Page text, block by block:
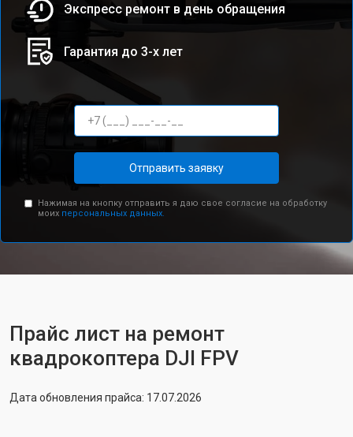
Экспресс ремонт в день обращения
Гарантия до 3-х лет
Отправить заявку
Нажимая на кнопку отправить я даю свое согласие на обработку
моих персональных данных.
Прайс лист на ремонт
квадрокоптера DJI FPV
Дата обновления прайса: 17.07.2026